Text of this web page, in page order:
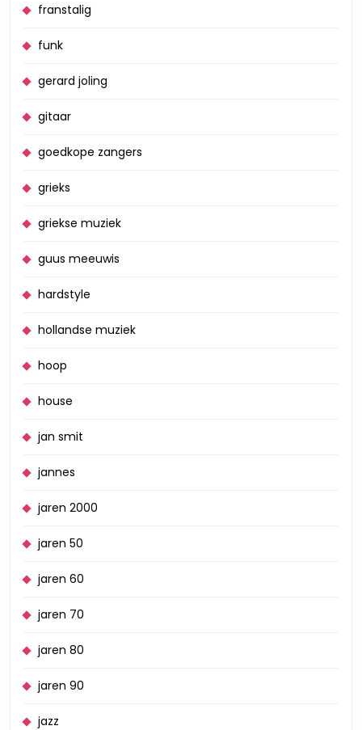
franstalig
funk
gerard joling
gitaar
goedkope zangers
grieks
griekse muziek
guus meeuwis
hardstyle
hollandse muziek
hoop
house
jan smit
jannes
jaren 2000
jaren 50
jaren 60
jaren 70
jaren 80
jaren 90
jazz